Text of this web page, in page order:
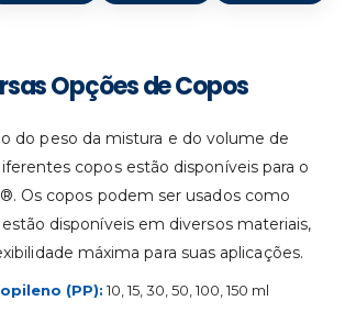
Opções de Copos
do peso da mistura e do volume de
copos estão disponíveis para o
Os copos podem ser usados como
disponíveis em diversos materiais,
máxima para suas aplicações.
(PP): 10, 15, 30, 50, 100, 150 ml